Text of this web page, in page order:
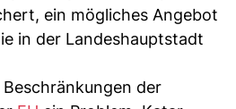
ein mögliches Angebot
in der Landeshauptstadt
der